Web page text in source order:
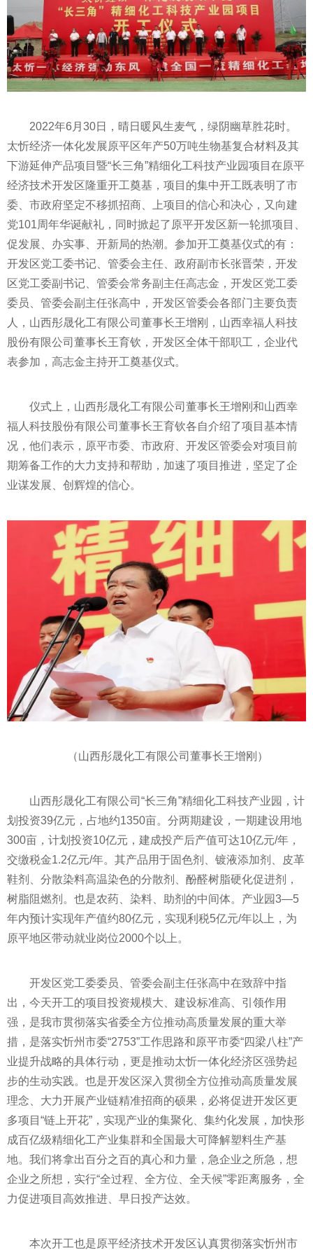
2022年6月30日，晴日暖风生麦气，绿阴幽草胜花时。
太忻经济一体化发展原平区年产50万吨生物基复合材料及其
下游延伸产品项目暨“长三角”精细化工科技产业园项目在原平
经济技术开发区隆重开工奠基，项目的集中开工既表明了市
委、市政府坚定不移抓招商、上项⽬的信⼼和决⼼，又向建
党101周年华诞献礼，同时掀起了原平开发区新一轮抓项目、
促发展、办实事、开新局的热潮。参加开工奠基仪式的有：
开发区党工委书记 、管委会主任、政府副市长张晋荣，开发
区党工委副 书记 、管委会常务副主任高志金，开发区党工委
委员、管委会副主任张高中，开发区管委会各部门主要负责
人，山西彤晟化工有限公司董事长王增刚，山西幸福人科技
股份有限公司董事长王育钦，开发区全体干部职工，企业代
表参加，高志金主持开工奠基仪式。
仪式上，山西彤晟化工有限公司董事长王增刚和山西幸
福人科技股份有限公司董事长王育钦各自介绍了项目基本情
况，他们表示，原平市委、市政府、开发区管委会对项目前
期筹备工作的大力支持和帮助，加速了项目推进，坚定了企
业谋发展、创辉煌的信心。
（山西彤晟化工有限公司董事长王增刚）
山西彤晟化工有限公司“长三角”精细化工科技产业园，计
划 投资39亿元，占地约1350亩。分两期建设，一期建设用地
300亩，计划 投资10亿元，建成投产后产值可达10亿元/年，
交缴税金1.2亿元/年。其产品用于固色剂、镀液添加剂、皮革
鞋剂、分散染料高温染色的分散剂、酚醛树脂硬化促进剂，
树脂阻燃剂。也是农药、染料、助剂的中间体。产业园3—5
年内预计实现年产值约80亿元，实现利税5亿元/年以上，为
原平地区带动就业岗位2000个以上。
开发区党工委委员、管委会副主任张高中在致辞中指
出，今天开工的项目 投资规模大、建设标准高、引领作用
强，是我市贯彻落实省委全方位推动高质量发展的重大举
措，是落实忻州市委“2753”工作思路和原平市委“四梁八柱”产
业提升战略的具体行动，更是推动太忻一体化经济区强势起
步的生动实践。也是开发区深入贯彻全方位推动高质量发展
理念、大力开展产业链精准招商的硕果，必将促进开发区更
多项目“链上开花”，实现产业的集聚化、集约化发展，加快形
成百亿级精细化工产业集群和全国最大可降解塑料生产基
地。我们将拿出百分之百的真心和力量，急企业之所急，想
企业之所想，实行“全过程、全方位、全天候”零距离服务，全
力促进项目高效推进、早日投产达效。
本次开工也是原平经济技术开发区认真贯彻落实忻州市